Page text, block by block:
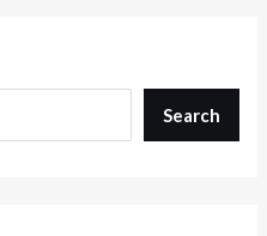
Search